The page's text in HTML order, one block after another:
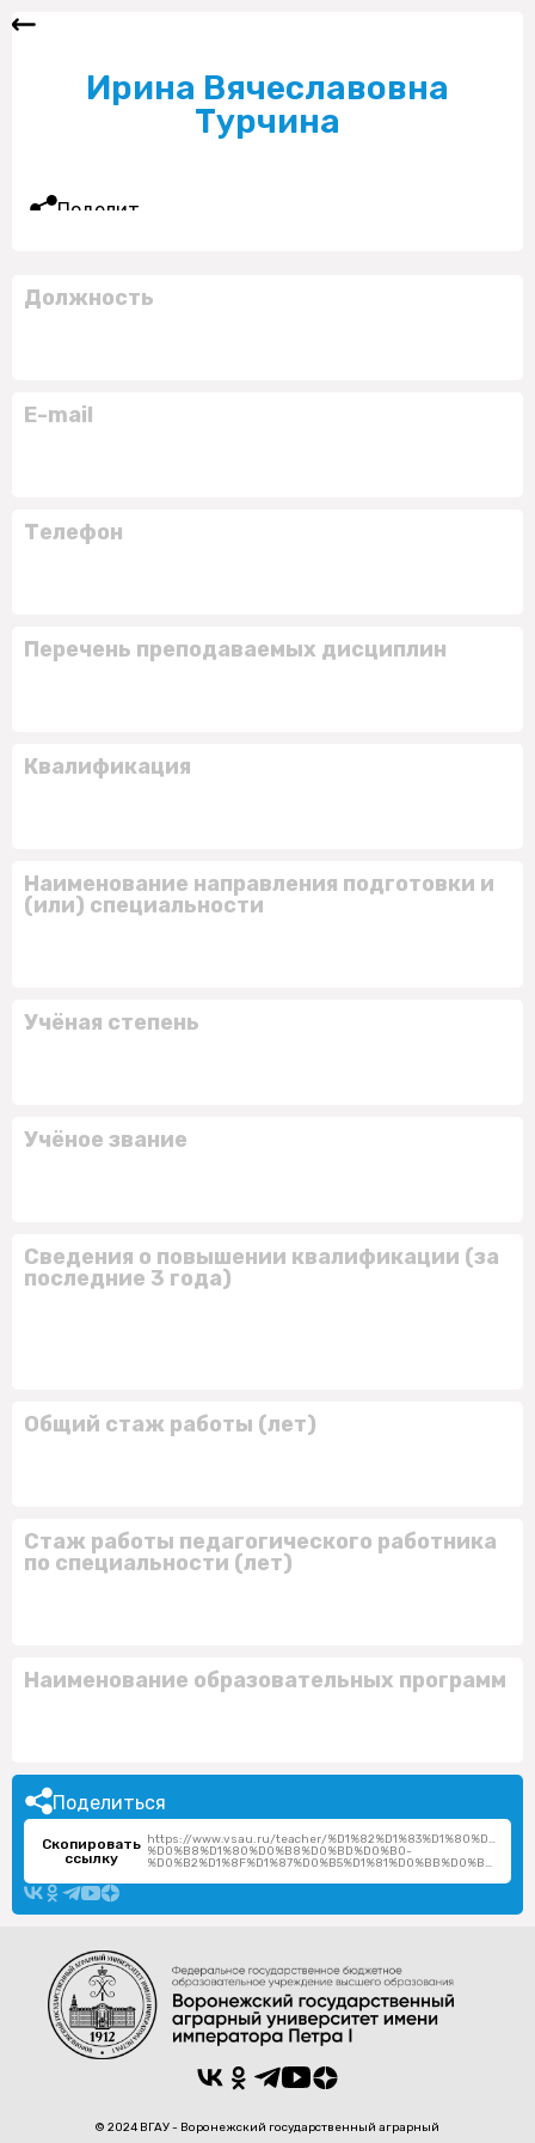
Ирина Вячеславовна
Турчина
Поделиться
Должность
E-mail
Телефон
Перечень преподаваемых дисциплин
Квалификация
Наименование направления подготовки и
(или) специальности
Учёная степень
Учёное звание
Сведения о повышении квалификации (за
последние 3 года)
Общий стаж работы (лет)
Стаж работы педагогического работника
по специальности (лет)
Наименование образовательных программ
Поделиться
Скопировать
ссылку
https://www.vsau.ru/teacher/
%D0%B8%D1%80%D0%B8%D0%BD%D0%B0-
%D0%B2%D1%8F%D1%87%D0%B5%D1%81%D0%BB%D0%B0%D0%B2%D0%BE%D0%B2%D0%BD%D0%B0/
© 2024 ВГАУ - Воронежский государственный аграрный